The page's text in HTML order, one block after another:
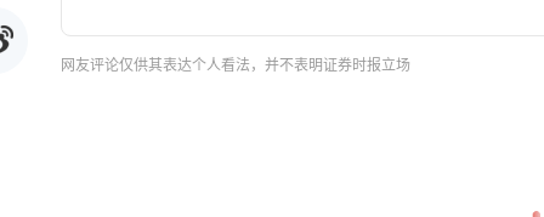
网友评论仅供其表达个人看法，并不表明证券时报立场